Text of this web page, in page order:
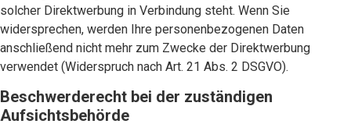
solcher Direktwerbung in Verbindung steht. Wenn Sie
widersprechen, werden Ihre personenbezogenen Daten
anschließend nicht mehr zum Zwecke der Direktwerbung
verwendet (Widerspruch nach Art. 21 Abs. 2 DSGVO).
Beschwerderecht bei der zuständigen
Aufsichtsbehörde